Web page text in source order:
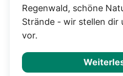
Regenwald, schöne
Strände - wir stellen dir
vor.